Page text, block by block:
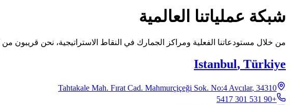
شبكة عملياتنا العالمية
من خلال مستودعاتنا الفعلية ومراكز الجمارك في النقاط الاستراتيجية، نحن
Istanbul, Türkiye
Tahtakale Mah. Fırat Cad. Mahmurçiçeği Sok. No:4 Avcılar, 34310
+90 531 301 5417